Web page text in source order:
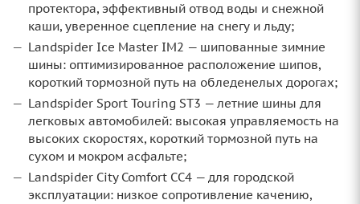
протектора, эффективный отвод воды и снежной
каши, уверенное сцепление на снегу и льду;
Landspider Ice Master IM2 — шипованные зимние
шины: оптимизированное расположение шипов,
короткий тормозной путь на обледенелых дорогах;
Landspider Sport Touring ST3 — летние шины для
легковых автомобилей: высокая управляемость на
высоких скоростях, короткий тормозной путь на
сухом и мокром асфальте;
Landspider City Comfort CC4 — для городской
эксплуатации: низкое сопротивление качению,